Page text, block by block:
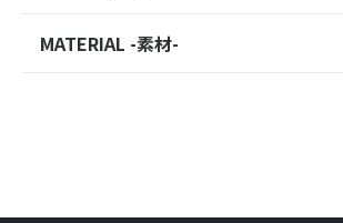
MATERIAL -素材-